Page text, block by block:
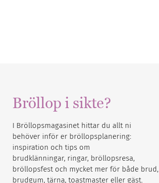
Bröllop i sikte?
I Bröllopsmagasinet hittar du allt ni
behöver inför er bröllopsplanering:
inspiration och tips om
brudklänningar, ringar, bröllopsresa,
bröllopsfest och mycket mer för både brud,
brudgum, tärna, toastmaster eller gäst.